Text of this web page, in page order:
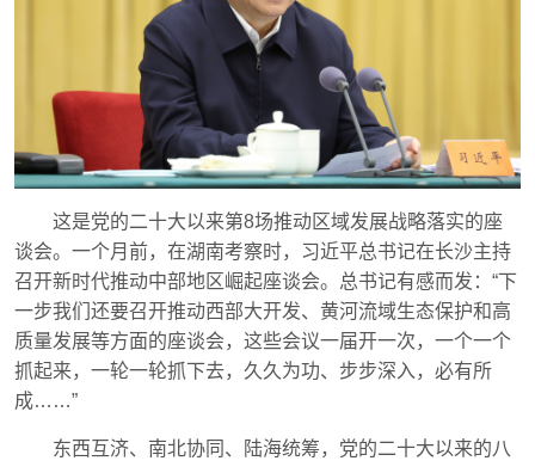
这是党的二十大以来第8场推动区域发展战略落实的座
谈会。一个月前，在湖南考察时，习近平总书记在长沙主持
召开新时代推动中部地区崛起座谈会。总书记有感而发：“下
一步我们还要召开推动西部大开发、黄河流域生态保护和高
质量发展等方面的座谈会，这些会议一届开一次，一个一个
抓起来，一轮一轮抓下去，久久为功、步步深入，必有所
成……”
东西互济、南北协同、陆海统筹，党的二十大以来的八